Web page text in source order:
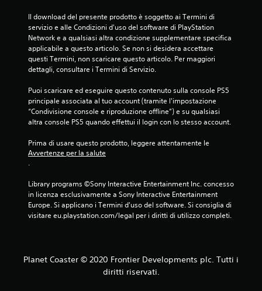
u
t
a
i
o
Il download del presente prodotto è soggetto ai Termini di
servizio e alle Condizioni d'uso del software di PlayStation
Network e a qualsiasi altra condizione supplementare specifica
applicabile a questo articolo. Se non si desidera accettare
questi Termini, non scaricare questo articolo. Per maggiori
dettagli, consultare i Termini di Servizio.
Puoi scaricare ed eseguire questo contenuto sulla console PS5
principale associata al tuo account (tramite l'impostazione
“Condivisione console e riproduzione offline”) e su qualsiasi
altra console PS5 quando effettui il login con lo stesso account.
Prima di usare questo prodotto, leggere attentamente le
Avvertenze per la salute
.
Library programs ©Sony Interactive Entertainment Inc. concesso
in licenza esclusivamente a Sony Interactive Entertainment
Europe. Si applicano i Termini d'uso del software. Si consiglia di
visitare eu.playstation.com/legal per i diritti di utilizzo completi.
Planet Coaster © 2020 Frontier Developments plc. Tutti i
diritti riservati.